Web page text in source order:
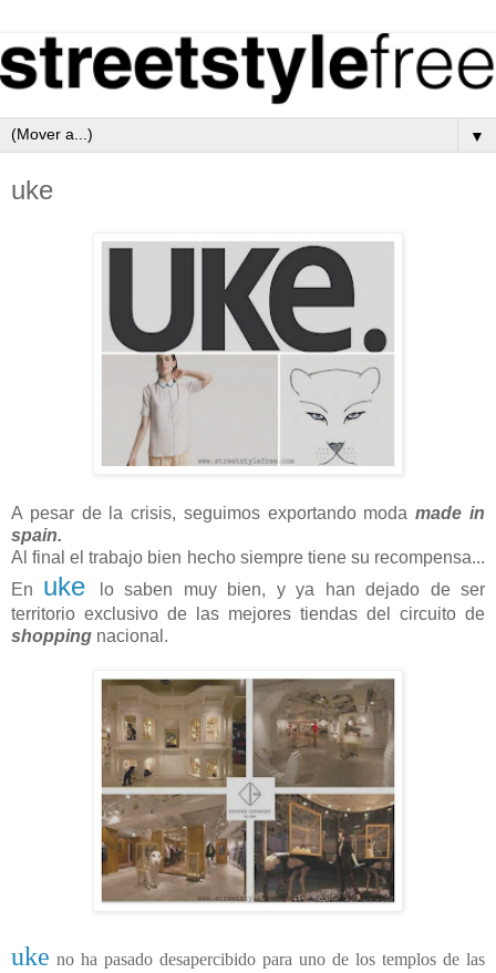
▼
uke
A pesar de la crisis, seguimos exportando modamade in
spain.
Al final el trabajo bien hecho siempre tiene su recompensa...
En uke
lo saben muy bien, y ya han dejado de ser
territorio exclusivo de las mejores tiendas del circuito de
shopping nacional.
uke no ha pasado desapercibido para uno de los templos de las